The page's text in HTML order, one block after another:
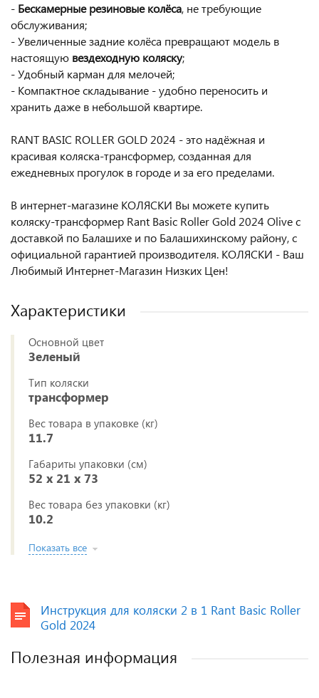
- Бескамерные резиновые колёса, не требующие
обслуживания;
- Увеличенные задние колёса превращают модель в
настоящую вездеходную коляску;
- Удобный карман для мелочей;
- Компактное складывание - удобно переносить и
хранить даже в небольшой квартире.
RANT BASIC ROLLER GOLD 2024 - это надёжная и
красивая коляска-трансформер, созданная для
ежедневных прогулок в городе и за его пределами.
В интернет-магазине КОЛЯСКИ Вы можете купить
коляску-трансформер Rant Basic Roller Gold 2024 Olive с
доставкой по Балашихе и по Балашихинскому району, с
официальной гарантией производителя. КОЛЯСКИ - Ваш
Любимый Интернет-Магазин Низких Цен!
Характеристики
Основной цвет
Зеленый
Тип коляски
трансформер
Вес товара в упаковке (кг)
11.7
Габариты упаковки (см)
52 x 21 x 73
Вес товара без упаковки (кг)
10.2
Показать все
Инструкция для коляски 2 в 1 Rant Basic Roller
Gold 2024
Полезная информация